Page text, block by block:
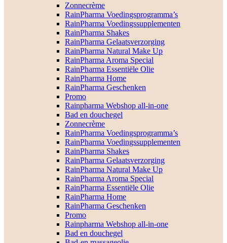
Zonnecrème
RainPharma Voedingsprogramma’s
RainPharma Voedingssupplementen
RainPharma Shakes
RainPharma Gelaatsverzorging
RainPharma Natural Make Up
RainPharma Aroma Special
RainPharma Essentiële Olie
RainPharma Home
RainPharma Geschenken
Promo
Rainpharma Webshop all-in-one
Bad en douchegel
Zonnecrème
RainPharma Voedingsprogramma’s
RainPharma Voedingssupplementen
RainPharma Shakes
RainPharma Gelaatsverzorging
RainPharma Natural Make Up
RainPharma Aroma Special
RainPharma Essentiële Olie
RainPharma Home
RainPharma Geschenken
Promo
Rainpharma Webshop all-in-one
Bad en douchegel